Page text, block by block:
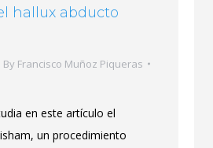
hallux abducto
By Francisco Muñoz Piqueras
en este artículo el
un procedimiento